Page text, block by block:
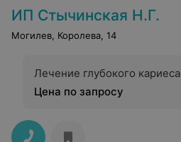
ИП Стычинская Н.Г.
Могилев, Королева, 14
Лечение глубокого кариеса
Цена по запросу